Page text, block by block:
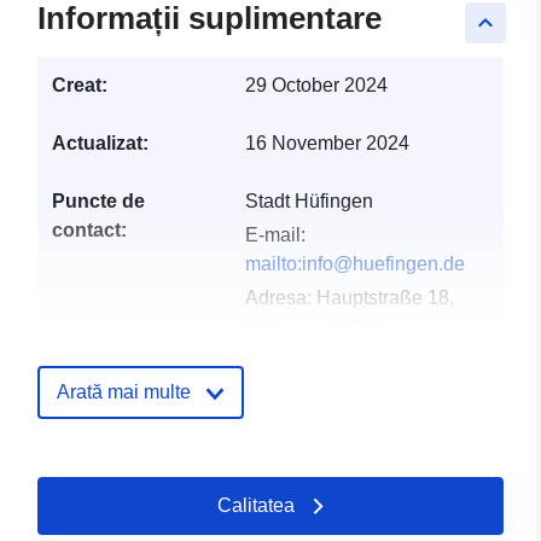
keyboard_arrow_up
Informații suplimentare
Creat: 29 October 2024
Actualizat: 16 November 2024
Puncte de
contact:
Stadt Hüfingen
E-mail:
mailto:info@huefingen.de
Adresa: Hauptstraße 18,
Registru catalog: Adăugat la data.europa.eu: 24
2026
Arată mai multe
Calitatea